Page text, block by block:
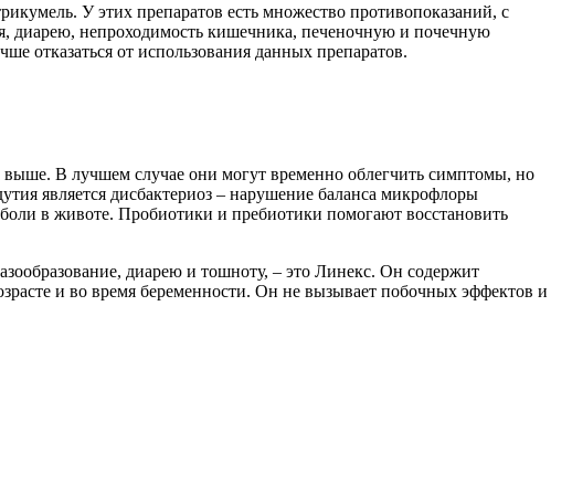
У этих препаратов есть множество противопоказаний, с
диарею, непроходимость кишечника, печеночную и почечную
отказаться от использования данных препаратов.
выше. В лучшем случае они могут временно облегчить симптомы, но
является дисбактериоз – нарушение баланса микрофлоры
в животе. Пробиотики и пребиотики помогают восстановить
диарею и тошноту, – это Линекс. Он содержит
и во время беременности. Он не вызывает побочных эффектов и